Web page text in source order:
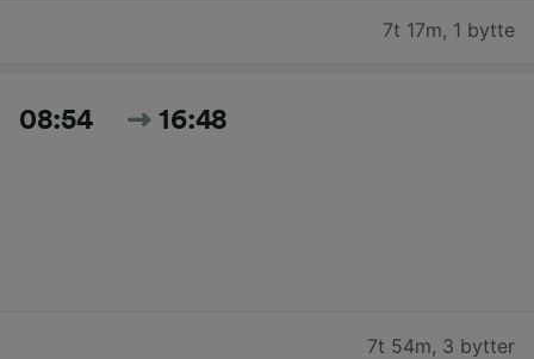
7t 17m, 1 bytte
08:54 16:48
7t 54m, 3 bytter